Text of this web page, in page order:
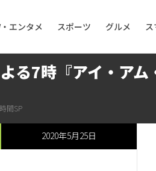
エンタメ スポーツ グルメ
る7時『アイ・ア
間SP
2020年5月25日